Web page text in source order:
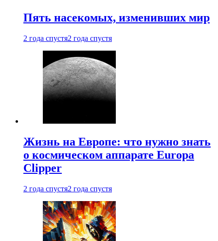
Пять насекомых, изменивших мир
2 года спустя2 года спустя
Жизнь на Европе: что нужно знать
о космическом аппарате Europa
Clipper
2 года спустя2 года спустя